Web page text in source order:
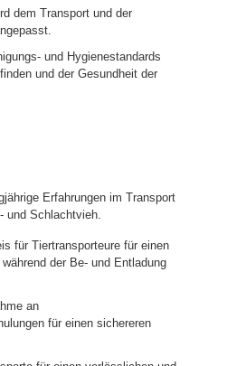
dem Transport und der
und Hygienestandards
und der Gesundheit der
Erfahrungen im Transport
und Schlachtvieh.
für Tiertransporteure für einen
der Be- und Entladung
an
für einen sichereren